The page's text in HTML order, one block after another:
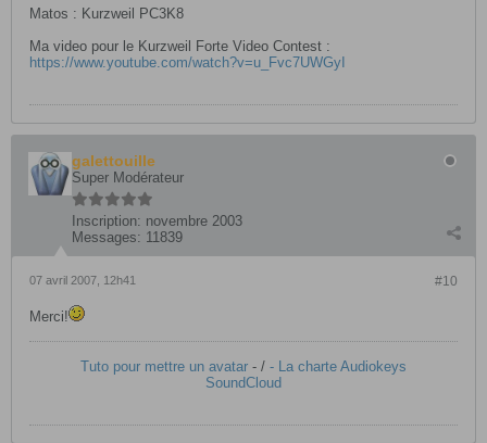
Matos : Kurzweil PC3K8
Ma video pour le Kurzweil Forte Video Contest :
https://www.youtube.com/watch?v=u_Fvc7UWGyI
galettouille
Super Modérateur
Inscription: novembre 2003
Messages: 11839
#10
07 avril 2007, 12h41
Merci!
Tuto pour mettre un avatar - / - La charte Audiokeys
SoundCloud